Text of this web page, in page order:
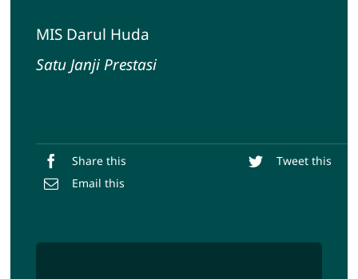
MIS Darul Huda
Satu Janji Prestasi
Share this
Tweet this
Email this